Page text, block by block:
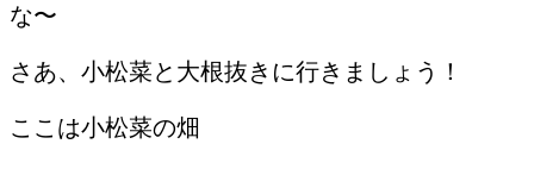
な〜
さあ、小松菜と大根抜きに行きましょう！
ここは小松菜の畑